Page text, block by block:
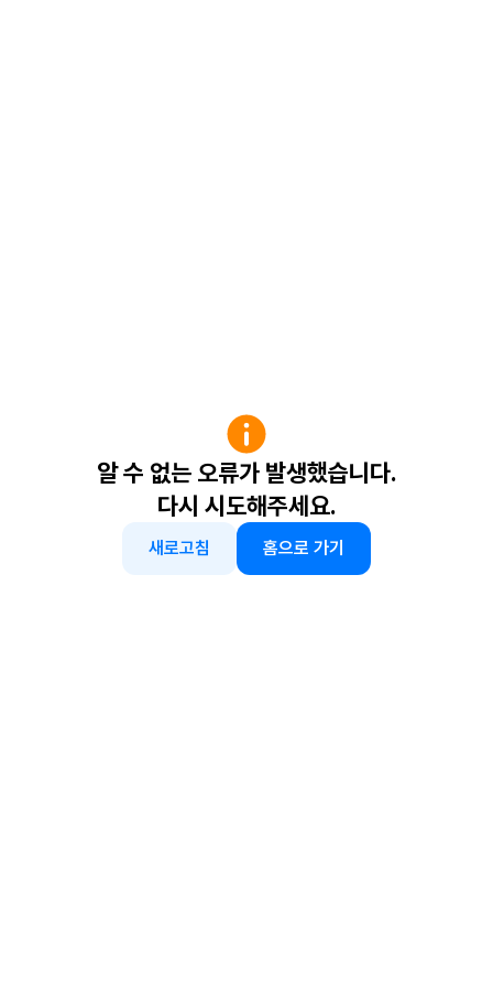
알 수 없는 오류가 발생했습니다.
다시 시도해주세요.
새로고침 홈으로 가기